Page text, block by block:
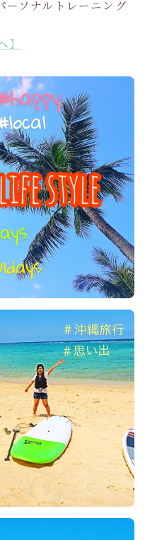
ソナルトレーニング
】